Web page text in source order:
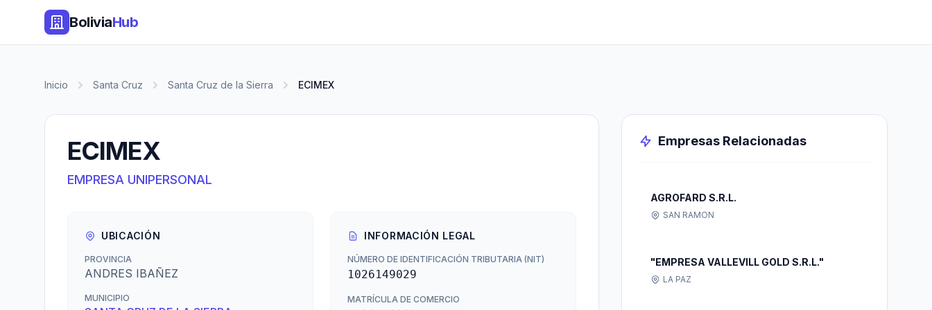
BoliviaHub
Inicio Santa Cruz Santa Cruz de la Sierra ECIMEX
ECIMEX
EMPRESA UNIPERSONAL
UBICACIÓN
PROVINCIA
ANDRES IBAÑEZ
MUNICIPIO
INFORMACIÓN LEGAL
NÚMERO DE IDENTIFICACIÓN TRIBUTARIA (NIT)
1026149029
MATRÍCULA DE COMERCIO
Empresas Relacionadas
AGROFARD S.R.L.
SAN RAMON
"EMPRESA VALLEVILL GOLD S.R.L."
LA PAZ